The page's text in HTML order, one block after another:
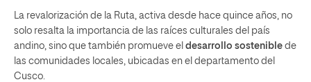
La revalorización de la Ruta, activa desde hace quince años, no
solo resalta la importancia de las raíces culturales del país
andino, sino que también promueve el desarrollo sostenible de
las comunidades locales, ubicadas en el departamento del
Cusco.